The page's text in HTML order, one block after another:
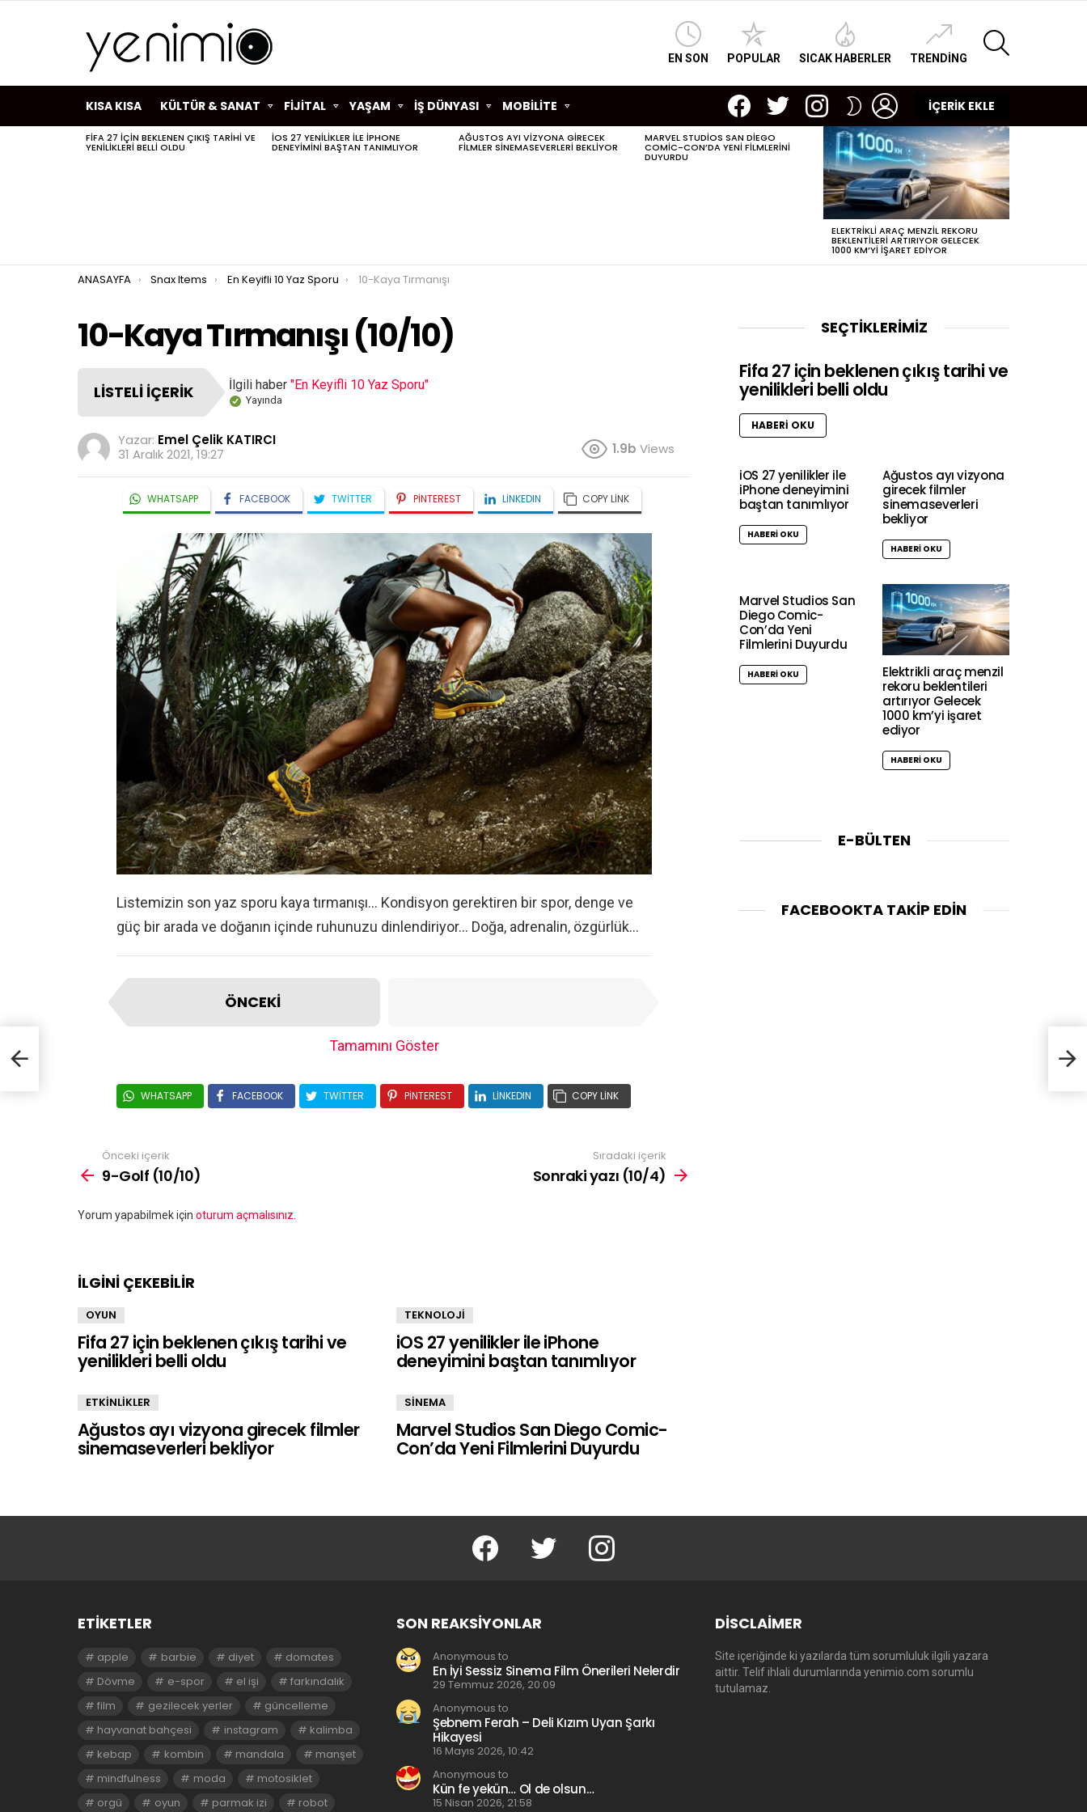
EN SON POPULAR SICAK HABERLER TRENDING
KISA KISA KÜLTÜR & SANAT FİJİTAL YAŞAM İŞ DÜNYASI MOBİLİTE
facebooktwitter instagram
SWITCH
SKIN
İÇERİK EKLE
SON
HABERLER
FIFA 27 IÇIN BEKLENEN ÇIKIŞ TARIHI VE
YENILIKLERI BELLI OLDU
IOS 27 YENILIKLER ILE IPHONE
DENEYIMINI BAŞTAN TANIMLIYOR
AĞUSTOS AYI VIZYONA GIRECEK
FILMLER SINEMASEVERLERI BEKLIYOR
MARVEL STUDIOS SAN DIEGO
COMIC-CON’DA YENI FILMLERINI
DUYURDU
ELEKTRIKLI ARAÇ MENZIL REKORU
BEKLENTILERI ARTIRIYOR GELECEK
1000 KM’YI IŞARET EDIYOR
You are here:
ANASAYFA Snax Items En Keyifli 10 Yaz Sporu 10-Kaya Tırmanışı
10-Kaya Tırmanışı (10/10)
LISTELI İÇERIK İlgili haber "En Keyifli 10 Yaz Sporu"
Yayında
Yazar: Emel Çelik KATIRCI
31 Aralık 2021, 19:27
1.9b Views
WHATSAPP FACEBOOK TWITTER PINTEREST LINKEDIN COPY LINK
Listemizin son yaz sporu kaya tırmanışı… Kondisyon gerektiren bir spor, denge ve
güç bir arada ve doğanın içinde ruhunuzu dinlendiriyor… Doğa, adrenalin, özgürlük…
ÖNCEKI
Tamamını Göster
WHATSAPP FACEBOOK TWITTER PINTEREST LINKEDIN COPY LINK
Önceki içerik
9-Golf (10/10)
Sıradaki içerik
Sonraki yazı (10/4)
Bir
Yorum yapabilmek için oturum açmalısınız.
İLGİNİ ÇEKEBİLİR
OYUN
Fifa 27 için beklenen çıkış tarihi ve
yenilikleri belli oldu
TEKNOLOJİ
iOS 27 yenilikler ile iPhone
deneyimini baştan tanımlıyor
ETKİNLİKLER
Ağustos ayı vizyona girecek filmler
sinemaseverleri bekliyor
SİNEMA
Marvel Studios San Diego Comic-
Con’da Yeni Filmlerini Duyurdu
SEÇTİKLERİMİZ
Fifa 27 için beklenen çıkış tarihi ve
yenilikleri belli oldu
HABERI OKU
iOS 27 yenilikler ile
iPhone deneyimini
baştan tanımlıyor
HABERI OKU
Ağustos ayı vizyona
girecek filmler
sinemaseverleri
bekliyor
HABERI OKU
Marvel Studios San
Diego Comic-
Con’da Yeni
Filmlerini Duyurdu
HABERI OKU
Elektrikli araç menzil
rekoru beklentileri
artırıyor Gelecek
1000 km’yi işaret
ediyor
HABERI OKU
E-BÜLTEN
FACEBOOKTA TAKIP EDIN
facebook twitter instagram
ETIKETLER
apple barbie diyet
domates
Dövme
e-spor el işi
farkındalık
film
gezilecek yerler
güncelleme
hayvanat bahçesi
instagram
kalimba
kebap
kombin mandala
manşet
mindfulness
moda
motosiklet
orgü
oyun parmak izi robot
SON REAKSIYONLAR
Anonymous to
En İyi Sessiz Sinema Film Önerileri Nelerdir
29 Temmuz 2026, 20:09
Anonymous to
Şebnem Ferah – Deli Kızım Uyan Şarkı
Hikayesi
16 Mayıs 2026, 10:42
Anonymous to
Kün fe yekün… Ol de olsun…
15 Nisan 2026, 21:58
DISCLAIMER
Site içeriğinde ki yazılarda tüm sorumluluk ilgili yazara
aittir. Telif ihlali durumlarında yenimio.com sorumlu
tutulamaz.